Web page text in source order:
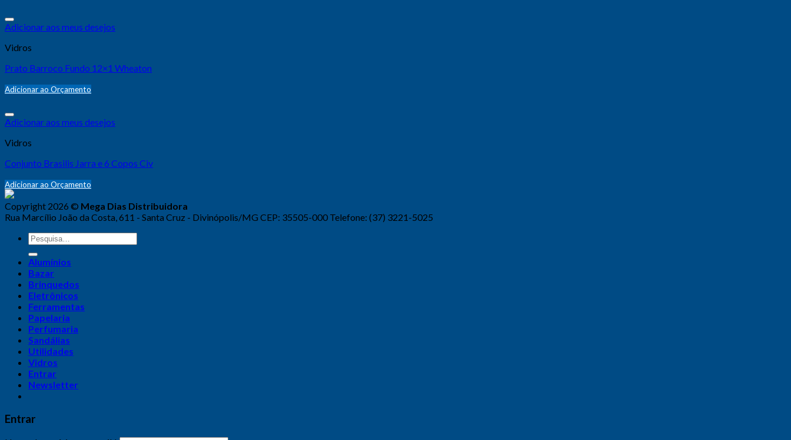
Adicionar aos meus desejos
Vidros
Prato Barroco Fundo 12×1 Wheaton
Adicionar ao Orçamento
Adicionar aos meus desejos
Vidros
Conjunto Brasilis Jarra e 6 Copos Civ
Adicionar ao Orçamento
Copyright 2026 © Mega Dias Distribuidora
Rua Marcílio João da Costa, 611 - Santa Cruz - Divinópolis/MG CEP: 35505-000 Telefone: (37) 3221-5025
Alumínios
Bazar
Brinquedos
Eletrônicos
Ferramentas
Papelaria
Perfumaria
Sandálias
Utilidades
Vidros
Entrar
Newsletter
Entrar